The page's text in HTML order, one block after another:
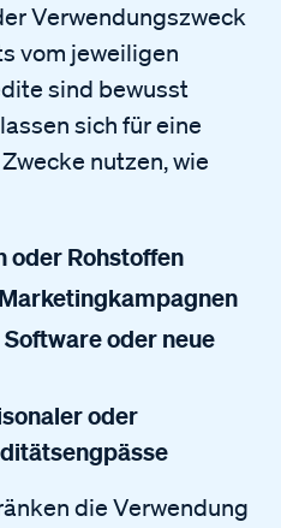
Verwendungszweck
vom jeweiligen
sind bewusst
sich für eine
nutzen, wie
oder Rohstoffen
oder neue
oder
die Verwendung